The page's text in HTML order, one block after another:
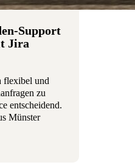
Support
Jira
flexibel und
zu
entscheidend.
Münster